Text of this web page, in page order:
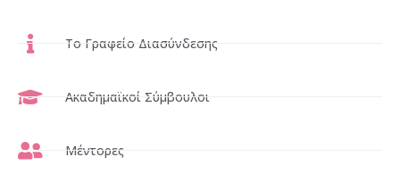
Το Γραφείο Διασύνδεσης
Ακαδημαϊκοί Σύμβουλοι
Μέντορες